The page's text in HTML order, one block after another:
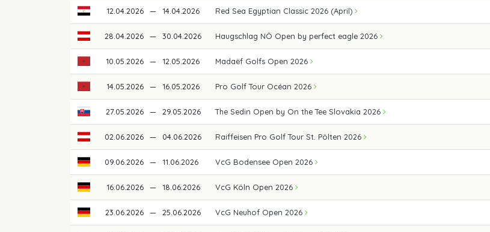
12.04.2026 — 14.04.2026 Red Sea Egyptian Classic 2026 (April)
28.04.2026 — 30.04.2026 Haugschlag NÖ Open by perfect eagle 2026
10.05.2026 — 12.05.2026 Madaëf Golfs Open 2026
14.05.2026 — 16.05.2026 Pro Golf Tour Océan 2026
27.05.2026 — 29.05.2026 The Sedin Open by On the Tee Slovakia 2026
02.06.2026 — 04.06.2026 Raiffeisen Pro Golf Tour St. Pölten 2026
09.06.2026 — 11.06.2026 VcG Bodensee Open 2026
16.06.2026 — 18.06.2026 VcG Köln Open 2026
23.06.2026 — 25.06.2026 VcG Neuhof Open 2026